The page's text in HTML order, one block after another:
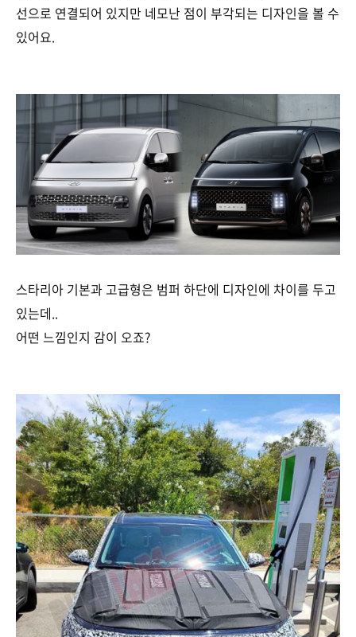
선으로 연결되어 있지만 네모난 점이 부각되는 디자인을 볼 수
있어요.
스타리아 기본과 고급형은 범퍼 하단에 디자인에 차이를 두고
있는데..
어떤 느낌인지 감이 오죠?